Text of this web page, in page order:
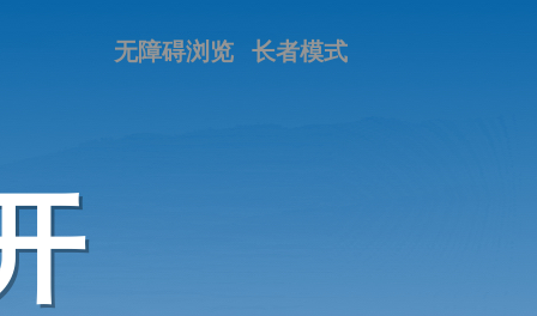
长者模式
无障碍浏览